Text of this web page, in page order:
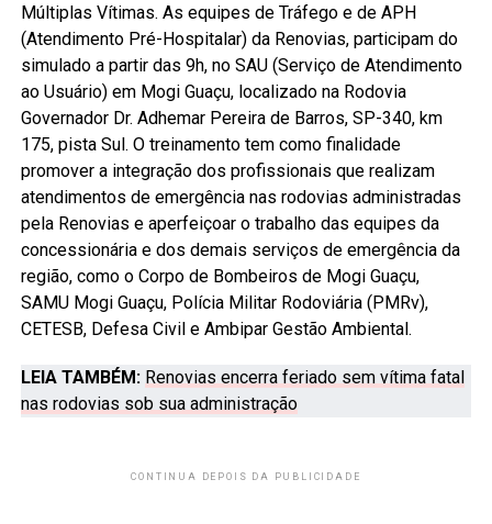
Múltiplas Vítimas. As equipes de Tráfego e de APH
(Atendimento Pré-Hospitalar) da Renovias, participam do
simulado a partir das 9h, no SAU (Serviço de Atendimento
ao Usuário) em Mogi Guaçu, localizado na Rodovia
Governador Dr. Adhemar Pereira de Barros, SP-340, km
175, pista Sul. O treinamento tem como finalidade
promover a integração dos profissionais que realizam
atendimentos de emergência nas rodovias administradas
pela Renovias e aperfeiçoar o trabalho das equipes da
concessionária e dos demais serviços de emergência da
região, como o Corpo de Bombeiros de Mogi Guaçu,
SAMU Mogi Guaçu, Polícia Militar Rodoviária (PMRv),
CETESB, Defesa Civil e Ambipar Gestão Ambiental.
LEIA TAMBÉM: Renovias encerra feriado sem vítima fatal
nas rodovias sob sua administração
CONTINUA DEPOIS DA PUBLICIDADE